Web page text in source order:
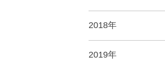
2018年
2019年